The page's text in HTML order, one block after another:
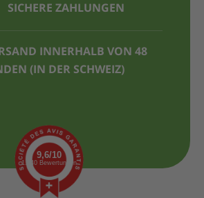
SICHERE ZAHLUNGEN
INNERHALB VON 48
(IN DER SCHWEIZ)
9,6/10
1.440 Bewertungen